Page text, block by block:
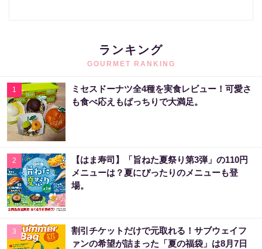
ランキング
GOURMET RANKING
1
ミセスドーナツ全4種を実食レビュー！可愛さ
も食べ応えもばっちりで大満足。
2
【はま寿司】「旨ねた夏祭り第3弾」の110円
メニューは？夏にぴったりのメニューも登
場。
3
割引チケットだけで元取れる！サブウェイフ
ァンの希望が詰まった「夏の福袋」は8月7日